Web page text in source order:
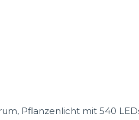
Pflanzenlicht mit 540